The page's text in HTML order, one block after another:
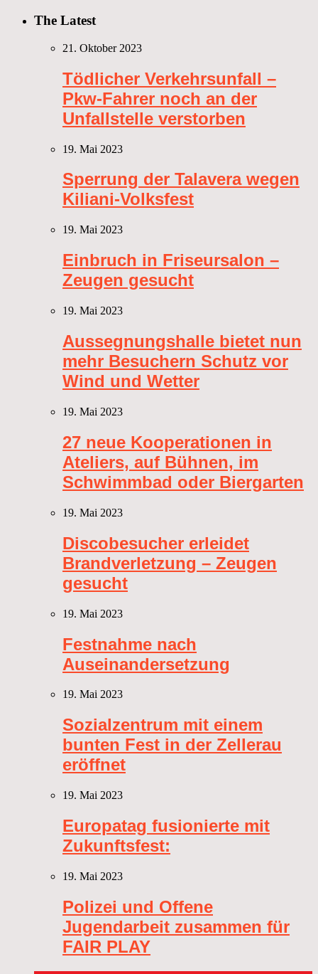
The Latest
21. Oktober 2023
Tödlicher Verkehrsunfall –
Pkw-Fahrer noch an der
Unfallstelle verstorben
19. Mai 2023
Sperrung der Talavera wegen
Kiliani-Volksfest
19. Mai 2023
Einbruch in Friseursalon –
Zeugen gesucht
19. Mai 2023
Aussegnungshalle bietet nun
mehr Besuchern Schutz vor
Wind und Wetter
19. Mai 2023
27 neue Kooperationen in
Ateliers, auf Bühnen, im
Schwimmbad oder Biergarten
19. Mai 2023
Discobesucher erleidet
Brandverletzung – Zeugen
gesucht
19. Mai 2023
Festnahme nach
Auseinandersetzung
19. Mai 2023
Sozialzentrum mit einem
bunten Fest in der Zellerau
eröffnet
19. Mai 2023
Europatag fusionierte mit
Zukunftsfest:
19. Mai 2023
Polizei und Offene
Jugendarbeit zusammen für
FAIR PLAY